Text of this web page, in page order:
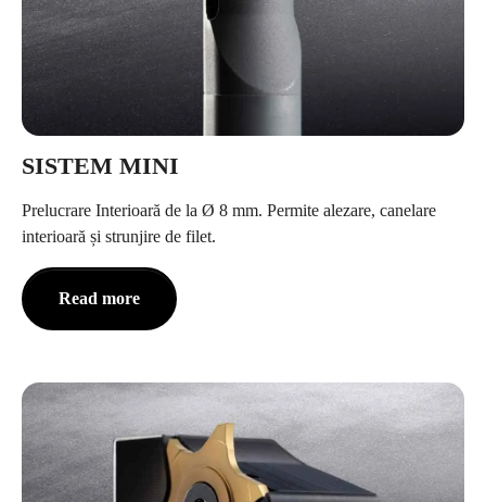
SISTEM MINI
Prelucrare Interioară de la Ø 8 mm. Permite alezare, canelare
interioară și strunjire de filet.
Read more